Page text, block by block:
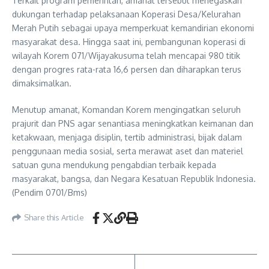
dukungan terhadap pelaksanaan Koperasi Desa/Kelurahan
Merah Putih sebagai upaya memperkuat kemandirian ekonomi
masyarakat desa. Hingga saat ini, pembangunan koperasi di
wilayah Korem 071/Wijayakusuma telah mencapai 980 titik
dengan progres rata-rata 16,6 persen dan diharapkan terus
dimaksimalkan.
Menutup amanat, Komandan Korem mengingatkan seluruh
prajurit dan PNS agar senantiasa meningkatkan keimanan dan
ketakwaan, menjaga disiplin, tertib administrasi, bijak dalam
penggunaan media sosial, serta merawat aset dan materiel
satuan guna mendukung pengabdian terbaik kepada
masyarakat, bangsa, dan Negara Kesatuan Republik Indonesia.
(Pendim 0701/Bms)
Share this Article